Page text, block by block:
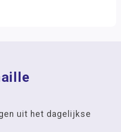
uit het dagelijkse